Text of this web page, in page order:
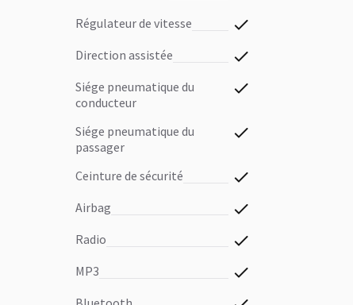
régulateur de vitesse
direction assistée
siége pneumatique du
conducteur
siége pneumatique du
passager
ceinture de sécurité
airbag
radio
MP3